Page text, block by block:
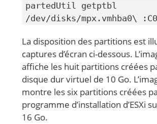
partedUtil getptbl
/dev/disks/mpx.vmhba0\
La disposition des partitions est
captures d’écran ci-dessous.
affiche les huit partitions créées
disque dur virtuel de 10 Go.
montre les six partitions créées
programme d’installation d’ESXi
16 Go.